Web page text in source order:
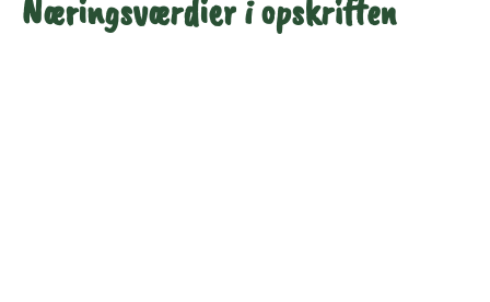
Næringsværdier i opskriften